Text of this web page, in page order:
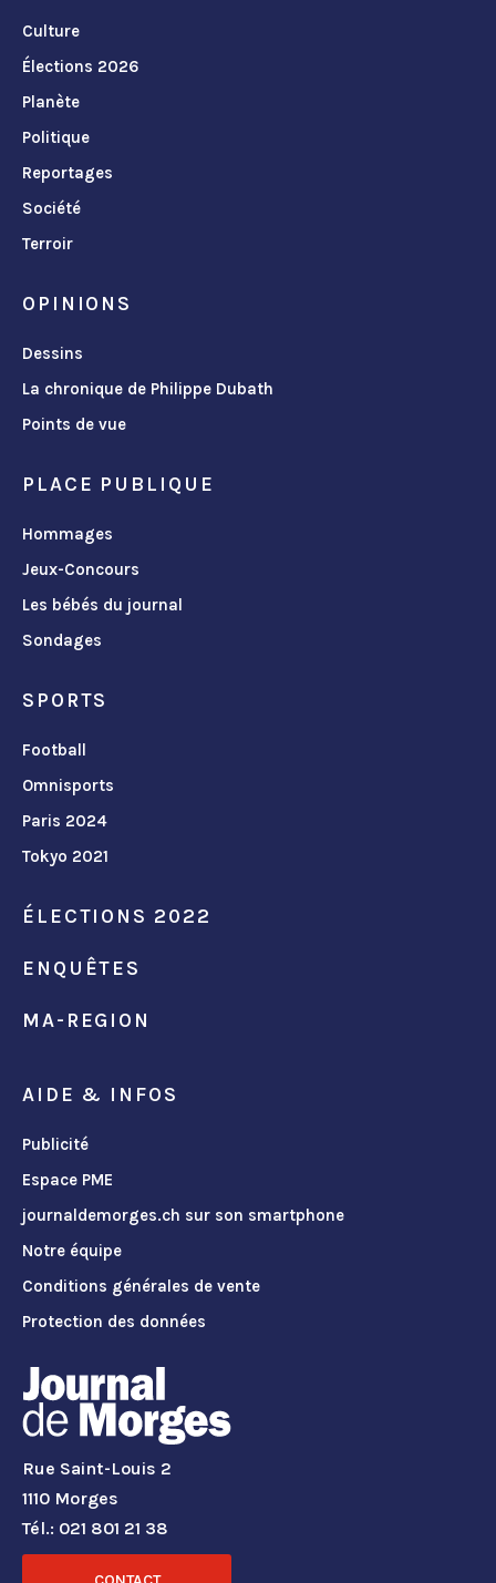
Culture
Élections 2026
Planète
Politique
Reportages
Société
Terroir
OPINIONS
Dessins
La chronique de Philippe Dubath
Points de vue
PLACE PUBLIQUE
Hommages
Jeux-Concours
Les bébés du journal
Sondages
SPORTS
Football
Omnisports
Paris 2024
Tokyo 2021
ÉLECTIONS 2022
ENQUÊTES
MA-REGION
AIDE & INFOS
Publicité
Espace PME
journaldemorges.ch sur son smartphone
Notre équipe
Conditions générales de vente
Protection des données
Rue Saint-Louis 2
1110 Morges
Tél.: 021 801 21 38